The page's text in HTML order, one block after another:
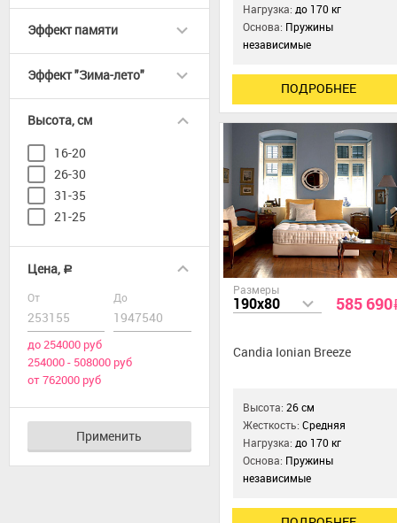
Эффект памяти
Эффект "Зима-лето"
Высота, см
16-20
26-30
31-35
21-25
Цена, a
От До
до 254000 руб
254000 - 508000 руб
от 762000 руб
Применить
Нагрузка:до 170 кг
Основа: Пружины
независимые
ПОДРОБНЕЕ
Размеры
190x80 585 690
Candia Ionian Breeze
Высота:26 см
Жесткость:Средняя
Нагрузка:до 170 кг
Основа: Пружины
независимые